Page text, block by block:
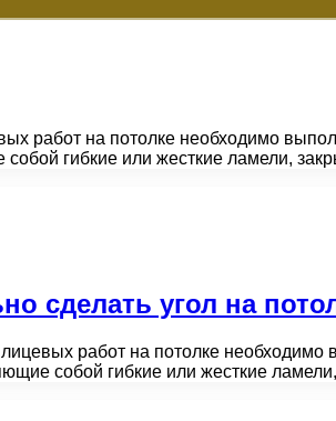
работ на потолке необходимо
гибкие или жесткие ламели,
сделать угол на
работ на потолке необходимо
собой гибкие или жесткие